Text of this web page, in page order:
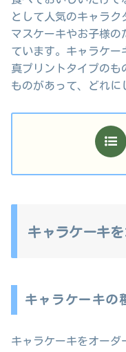
として人気のキャラク
マスケーキやお子様の
ています。キャラケー
真プリントタイプのも
ものがあって、どれに
キャラケーキ
キャラケーキの
キャラケーキをオーダ